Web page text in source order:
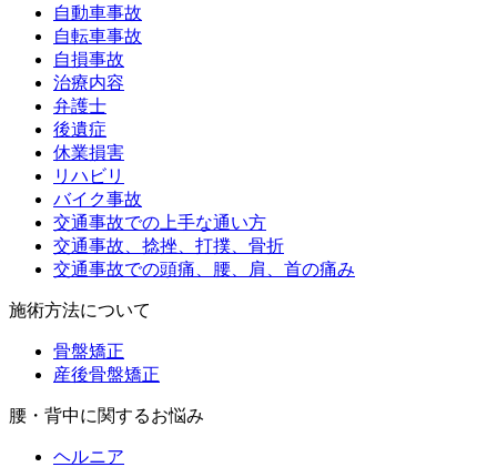
自動車事故
自転車事故
自損事故
治療内容
弁護士
後遺症
休業損害
リハビリ
バイク事故
交通事故での上手な通い方
交通事故、捻挫、打撲、骨折
交通事故での頭痛、腰、肩、首の痛み
施術方法について
骨盤矯正
産後骨盤矯正
腰・背中に関するお悩み
ヘルニア